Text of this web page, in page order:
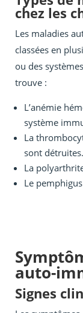
chez les
Les maladies
classées en
ou des
trouve :
L’anémie
système
La
sont détruites.
La
Le
auto-
Signes